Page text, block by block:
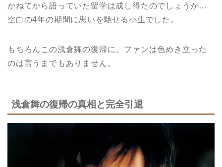
かねてから語っていた留学は成し得たのでしょうか…
空白の4年の期間に思いを馳せる小生でした。
もちろんこの浅倉舞の復帰に、ファンは色めき立った
のは言うまでもありません。
浅倉舞の復帰の真相と完全引退